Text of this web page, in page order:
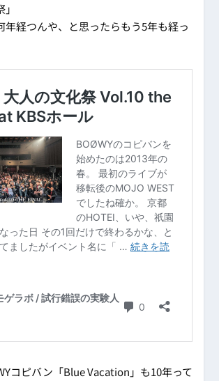
年経つんや、と思ったらもう5年も経っ
コピバン「Blue Vacation」も10年って